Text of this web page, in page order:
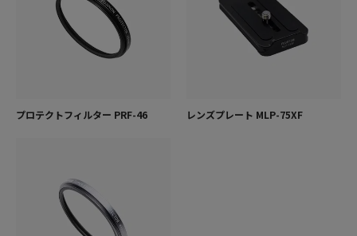
プロテクトフィルター PRF-46 レンズプレート MLP-75XF